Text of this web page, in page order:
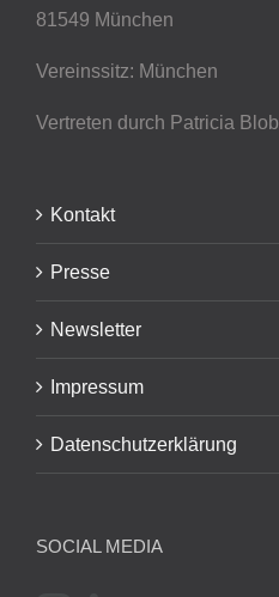
81549 München
Vereinssitz: München
Vertreten durch Patricia Blob
Kontakt
Presse
Newsletter
Impressum
Datenschutzerklärung
SOCIAL MEDIA